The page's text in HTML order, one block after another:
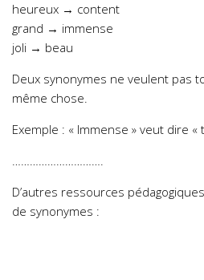
heureux → content
grand → immense
joli → beau
Deux synonymes ne veulent pas
même chose.
Exemple : « Immense » veut dire «
………………………….
D’autres ressources
de synonymes :